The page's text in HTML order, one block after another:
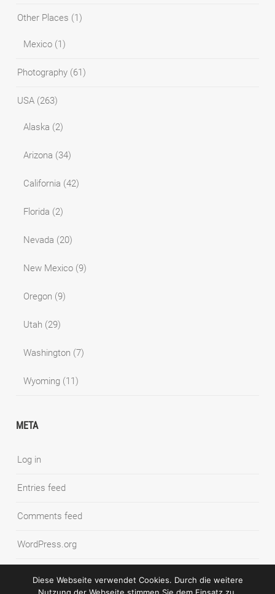
Other Places (1)
Mexico (1)
Photography (61)
USA (263)
Alaska (2)
Arizona (34)
California (42)
Florida (2)
Nevada (20)
New Mexico (9)
Oregon (9)
Utah (29)
Washington (7)
Wyoming (11)
META
Log in
Entries feed
Comments feed
WordPress.org
Diese Webseite verwendet Cookies. Durch die weitere